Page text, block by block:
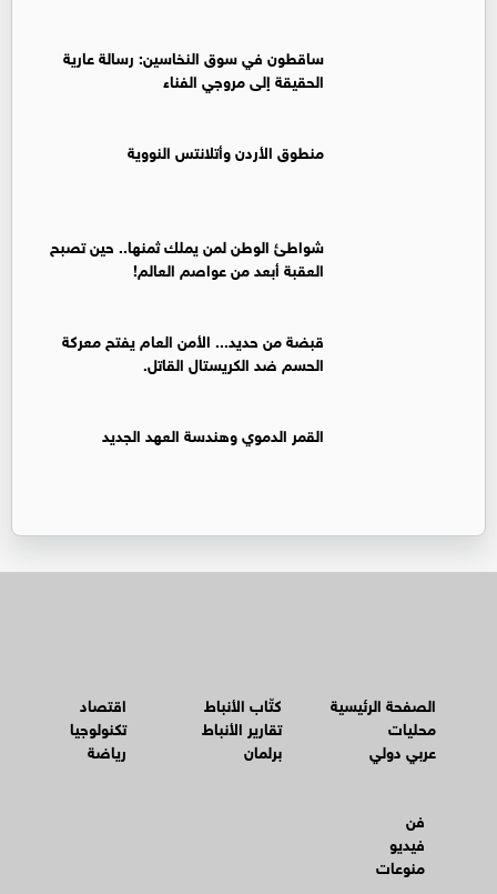
ساقطون في سوق النخاسين: رسالة عارية
الحقيقة إلى مروجي الفناء
منطوق الأردن وأتلانتس النووية
شواطئ الوطن لمن يملك ثمنها.. حين تصبح
العقبة أبعد من عواصم العالم!
قبضة من حديد... الأمن العام يفتح معركة
الحسم ضد الكريستال القاتل.
القمر الدموي وهندسة العهد الجديد
الصفحة الرئيسية
محليات
عربي دولي
كتّاب الأنباط
تقارير الأنباط
برلمان
اقتصاد
تكنولوجيا
رياضة
فن
فيديو
منوعات